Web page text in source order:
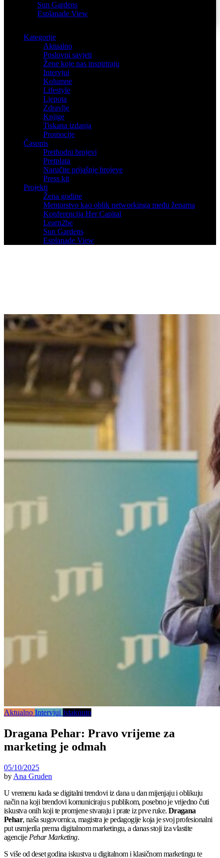
Sun Gardens
Esplanade View
Kategorije
Aktualno
Poslovni savjeti
Žene koje nas inspiriraju
Intervjui
Kolumne
Lifestyle
Ljepota
Zdravlje
Knjige
Tiskana izdanja
Promocije
Časopis
Prethodni brojevi
Pretplata
Naručite prijašnje brojeve
Press kit
Projekti
Žena godine
Mentorstvo kao oblik networkinga među ženama
Konferencija Her Capital
Learn2be
Sun Gardens
Esplanade View
Aktualno Intervjui Istaknuto
Dragana Pehar: Pravo vrijeme za
marketing je odmah
05/10/2025
by Ana Gruden
U vremenu kada se digitalni trendovi iz dana u dan mijenjaju i oblikuju
način na koji brendovi komuniciraju s publikom, posebno je vrijedno čuti
iskustva onih koji te promjene stvaraju i prate iz prve ruke. Dragana
Pehar, naša sugovornica, magistra je pedagogije koja je svoj profesionalni
put usmjerila prema digitalnom marketingu, a danas stoji iza vlastite
agencije Pehar Marketing.
S više od deset godina iskustva u digitalnom i klasičnom marketingu te